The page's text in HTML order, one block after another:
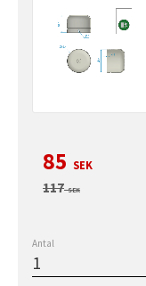
Nedsatt
85 SEK
Ordinarie pris:
117SEK
Antal